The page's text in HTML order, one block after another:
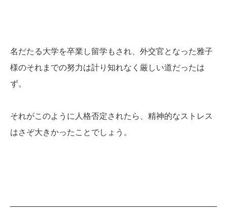
名だたる大学を卒業し留学もされ、外交官となった雅子
様のそれまでの努力は計り知れなく厳しい道だったは
ず。
それがこのように人格否定されたら、精神的なストレス
はさぞ大きかったことでしょう。